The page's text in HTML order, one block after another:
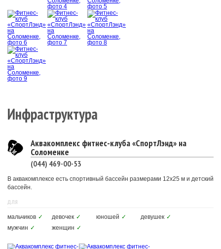
Инфраструктура
Аквакомплекс фитнес-клуба «СпортЛэнд» на
Соломенке
(044) 469-00-53
В аквакомплексе есть спортивный бассейн размерами 12х25 м и детский
бассейн.
ДЛЯ
мальчиков ✓ девочек ✓ юношей ✓ девушек ✓
мужчин ✓ женщин ✓